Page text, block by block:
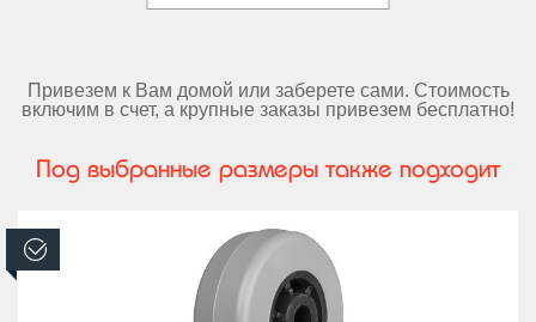
Привезем к Вам домой или заберете сами. Стоимость
включим в счет, а крупные заказы привезем бесплатно!
Под выбранные размеры также подходит